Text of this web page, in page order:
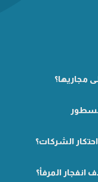
مجاريها؟
الشركات؟
المرفأ؟